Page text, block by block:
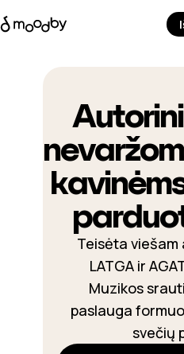
Teisėta viešam
LATGA ir
Muzikos
paslauga
svečių